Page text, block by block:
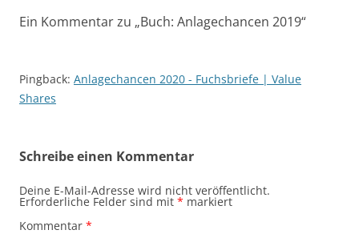
Ein Kommentar zu „Buch: Anlagechancen 2019“
Pingback: Anlagechancen 2020 - Fuchsbriefe | Value
Shares
Schreibe einen Kommentar
Deine E-Mail-Adresse wird nicht veröffentlicht.
Erforderliche Felder sind mit * markiert
Kommentar *